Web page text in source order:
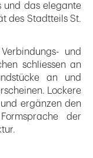
und das elegante
des Stadtteils St.
und
schliessen an
an und
Lockere
ergänzen den
der